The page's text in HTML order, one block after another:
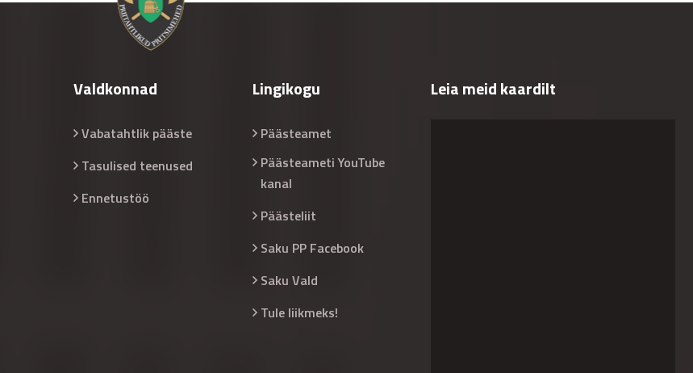
Valdkonnad
Vabatahtlik pääste
Tasulised teenused
Ennetustöö
Lingikogu
Päästeamet
Päästeameti YouTube
kanal
Päästeliit
Saku PP Facebook
Saku Vald
Tule liikmeks!
Leia meid kaardilt